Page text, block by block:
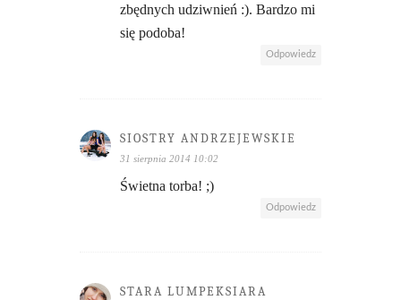
zbędnych udziwnień :). Bardzo mi
się podoba!
Odpowiedz
SIOSTRY ANDRZEJEWSKIE
31 sierpnia 2014 10:02
Świetna torba! ;)
Odpowiedz
STARA LUMPEKSIARA